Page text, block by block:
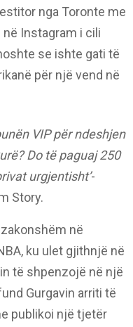
nga Toronte me
Instagram i cili
se ishte gati të
për një vend në
VIP për ndeshjen
Do të paguaj 250
urgjentisht’-
Story.
në
ku ulet gjithnjë në
të shpenzojë në një
Gurgavin arriti të
publikoi një tjetër